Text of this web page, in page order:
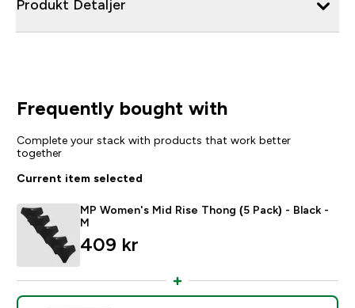
Produkt Detaljer
Frequently bought with
Complete your stack with products that work better
together
Current item selected
MP Women's Mid Rise Thong (5 Pack) - Black -
M
409 kr‎